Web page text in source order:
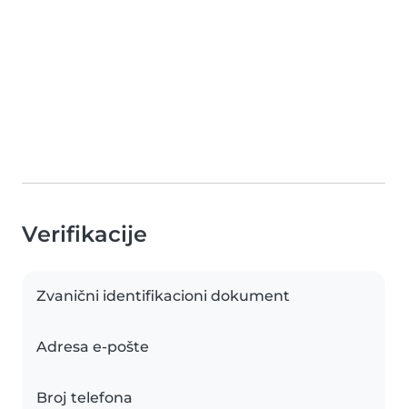
Verifikacije
Zvanični identifikacioni dokument
Adresa e-pošte
Broj telefona